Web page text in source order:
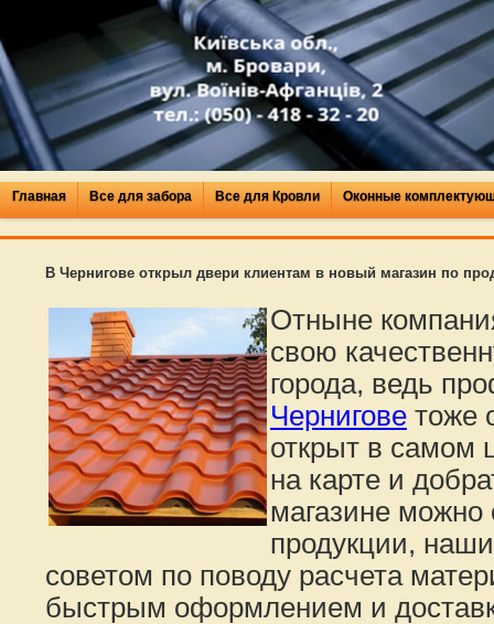
Главная Все для забора Все для Кровли Оконные
В Чернигове открыл двери клиентам в новый магазин по
Отныне
свою
города, ведь
Чернигове тоже
открыт в самом
на карте и
магазине можно
продукции,
советом по поводу расчета
быстрым оформлением и